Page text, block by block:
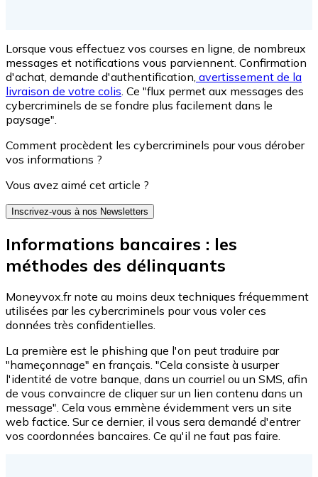
Lorsque vous effectuez vos courses en ligne, de nombreux
messages et notifications vous parviennent. Confirmation
d'achat, demande d'authentification, avertissement de la
livraison de votre colis . Ce "flux permet aux messages des
cybercriminels de se fondre plus facilement dans le
paysage".
Comment procèdent les cybercriminels pour vous dérober
vos informations ?
Vous avez aimé cet article ?
Inscrivez-vous à nos Newsletters
Informations bancaires : les
méthodes des délinquants
Moneyvox.fr note au moins deux techniques fréquemment
utilisées par les cybercriminels pour vous voler ces
données très confidentielles.
La première est le phishing que l'on peut traduire par
"hameçonnage" en français. "Cela consiste à usurper
l'identité de votre banque, dans un courriel ou un SMS, afin
de vous convaincre de cliquer sur un lien contenu dans un
message". Cela vous emmène évidemment vers un site
web factice. Sur ce dernier, il vous sera demandé d'entrer
vos coordonnées bancaires. Ce qu'il ne faut pas faire.